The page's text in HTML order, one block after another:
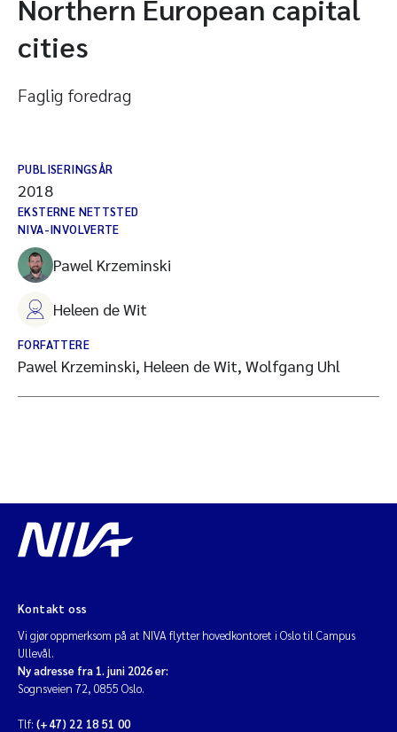
Northern European capital
cities
Faglig foredrag
PUBLISERINGSÅR
2018
EKSTERNE NETTSTED
NIVA-INVOLVERTE
Pawel Krzeminski
Heleen de Wit
FORFATTERE
Pawel Krzeminski, Heleen de Wit, Wolfgang Uhl
Kontakt oss
Vi gjør oppmerksom på at NIVA flytter hovedkontoret i Oslo til Campus
Ullevål.
Ny adresse fra 1. juni 2026 er:
Sognsveien 72, 0855 Oslo.
Tlf: (+47) 22 18 51 00